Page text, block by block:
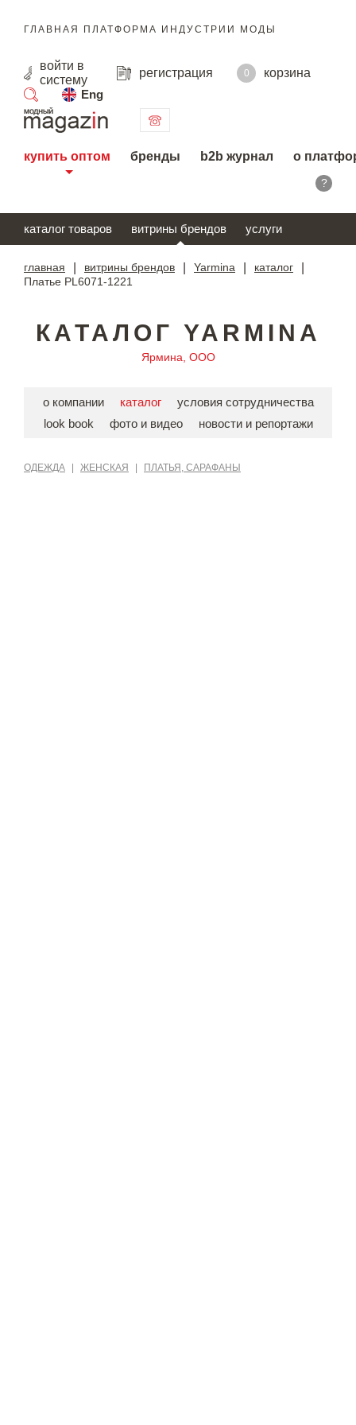
ГЛАВНАЯ ПЛАТФОРМА ИНДУСТРИИ МОДЫ
войти в
систему
регистрация 0
корзина
Eng
поиск
купить оптом бренды b2b журнал о
?
каталог товаров витрины брендов услуги
главная витрины брендов Yarmina каталог
Платье PL6071-1221
КАТАЛОГ YARMINA
Ярмина, ООО
о компании каталог
условия сотрудничества
look book
фото и видео новости и репортажи
ОДЕЖДА ЖЕНСКАЯ ПЛАТЬЯ, САРАФАНЫ